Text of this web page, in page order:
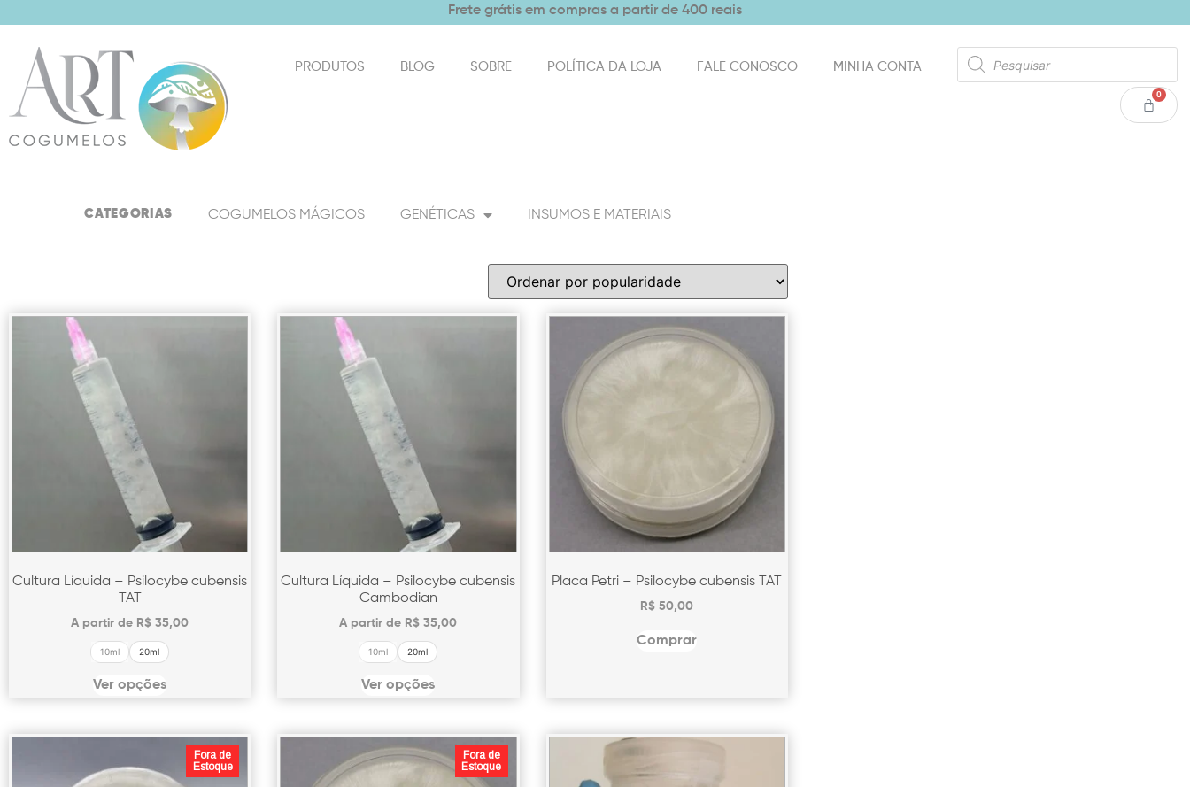
Frete grátis em compras a partir de 400 reais
PRODUTOS BLOG SOBRE POLÍTICA DA LOJA FALE CONOSCO MINHA CONTA
0
CATEGORIAS COGUMELOS MÁGICOS GENÉTICAS INSUMOS E MATERIAIS
Cultura Líquida – Psilocybe cubensis
TAT
A partir de R$ 35,00
10ml 20ml
Ver opções
Cultura Líquida – Psilocybe cubensis
Cambodian
A partir de R$ 35,00
10ml 20ml
Ver opções
Placa Petri – Psilocybe cubensis TAT
R$ 50,00
Comprar
Fora de
Estoque
Fora de
Estoque